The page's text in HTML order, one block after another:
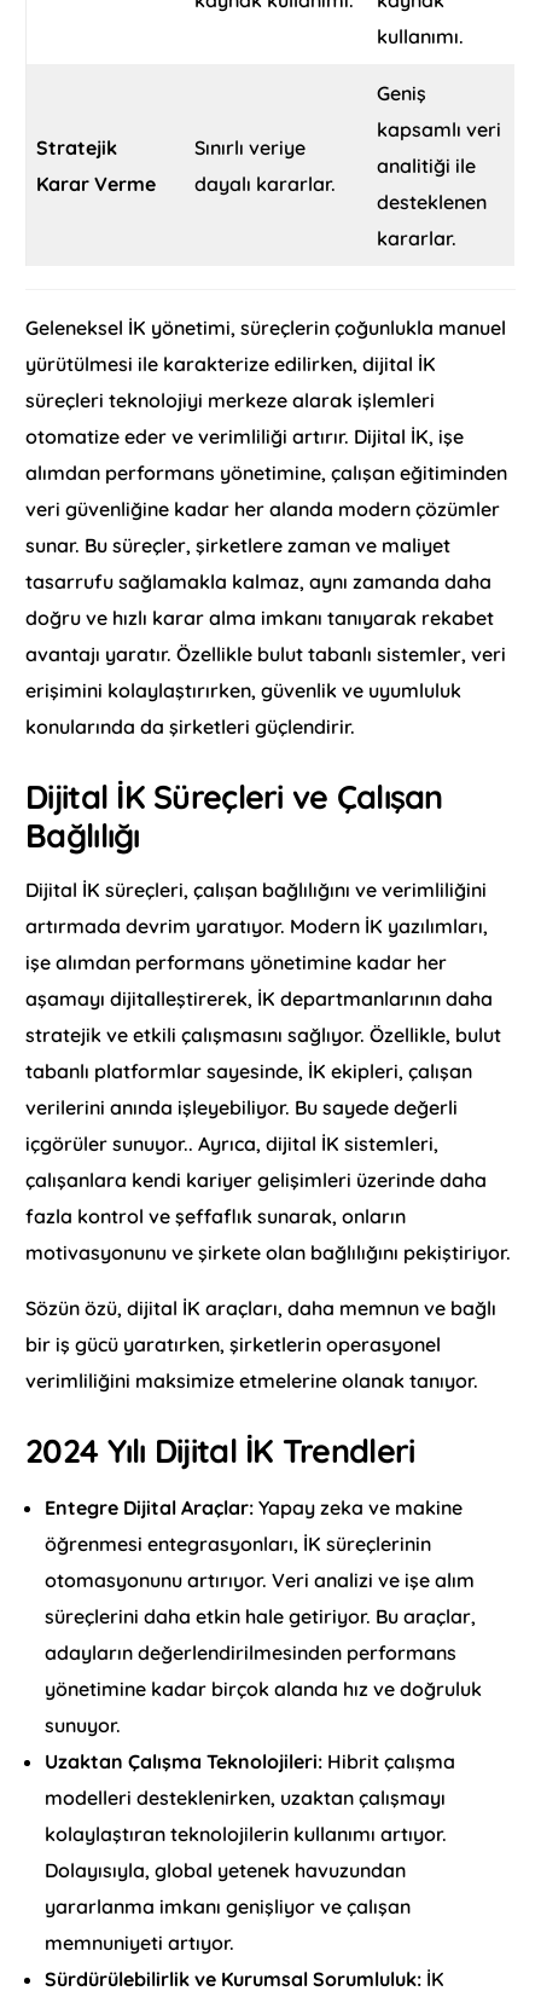
kullanımı.
Stratejik
Karar Verme
Sınırlı veriye
dayalı kararlar.
Geniş
kapsamlı veri
analitiği ile
desteklenen
kararlar.
Geleneksel İK yönetimi, süreçlerin çoğunlukla manuel
yürütülmesi ile karakterize edilirken, dijital İK
süreçleri teknolojiyi merkeze alarak işlemleri
otomatize eder ve verimliliği artırır. Dijital İK, işe
alımdan performans yönetimine, çalışan eğitiminden
veri güvenliğine kadar her alanda modern çözümler
sunar. Bu süreçler, şirketlere zaman ve maliyet
tasarrufu sağlamakla kalmaz, aynı zamanda daha
doğru ve hızlı karar alma imkanı tanıyarak rekabet
avantajı yaratır. Özellikle bulut tabanlı sistemler, veri
erişimini kolaylaştırırken, güvenlik ve uyumluluk
konularında da şirketleri güçlendirir.
Dijital İK Süreçleri ve Çalışan
Bağlılığı
Dijital İK süreçleri, çalışan bağlılığını ve verimliliğini
artırmada devrim yaratıyor. Modern İK yazılımları,
işe alımdan performans yönetimine kadar her
aşamayı dijitalleştirerek, İK departmanlarının daha
stratejik ve etkili çalışmasını sağlıyor. Özellikle, bulut
tabanlı platformlar sayesinde, İK ekipleri, çalışan
verilerini anında işleyebiliyor. Bu sayede değerli
içgörüler sunuyor.. Ayrıca, dijital İK sistemleri,
çalışanlara kendi kariyer gelişimleri üzerinde daha
fazla kontrol ve şeffaflık sunarak, onların
motivasyonunu ve şirkete olan bağlılığını pekiştiriyor.
Sözün özü, dijital İK araçları, daha memnun ve bağlı
bir iş gücü yaratırken, şirketlerin operasyonel
verimliliğini maksimize etmelerine olanak tanıyor.
2024 Yılı Dijital İK Trendleri
Entegre Dijital Araçlar: Yapay zeka ve makine
öğrenmesi entegrasyonları, İK süreçlerinin
otomasyonunu artırıyor. Veri analizi ve işe alım
süreçlerini daha etkin hale getiriyor. Bu araçlar,
adayların değerlendirilmesinden performans
yönetimine kadar birçok alanda hız ve doğruluk
sunuyor.
Uzaktan Çalışma Teknolojileri: Hibrit çalışma
modelleri desteklenirken, uzaktan çalışmayı
kolaylaştıran teknolojilerin kullanımı artıyor.
Dolayısıyla, global yetenek havuzundan
yararlanma imkanı genişliyor ve çalışan
memnuniyeti artıyor.
Sürdürülebilirlik ve Kurumsal Sorumluluk: İK